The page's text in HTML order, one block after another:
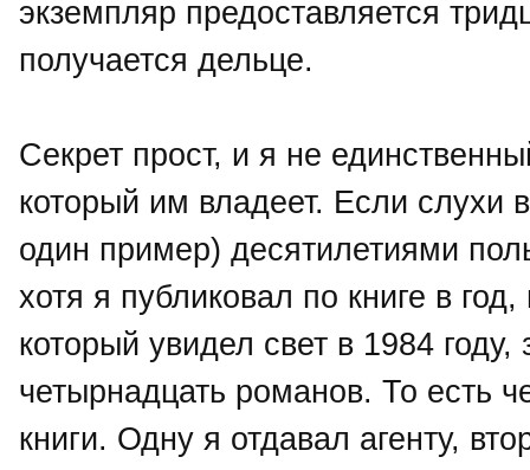
экземпляр предоставляется
получается дельце.
Секрет прост, и я не
который им владеет. Если слухи
один пример) десятилетиями
хотя я публиковал по книге в
который увидел свет в 1984
четырнадцать романов. То есть
книги. Одну я отдавал агенту,